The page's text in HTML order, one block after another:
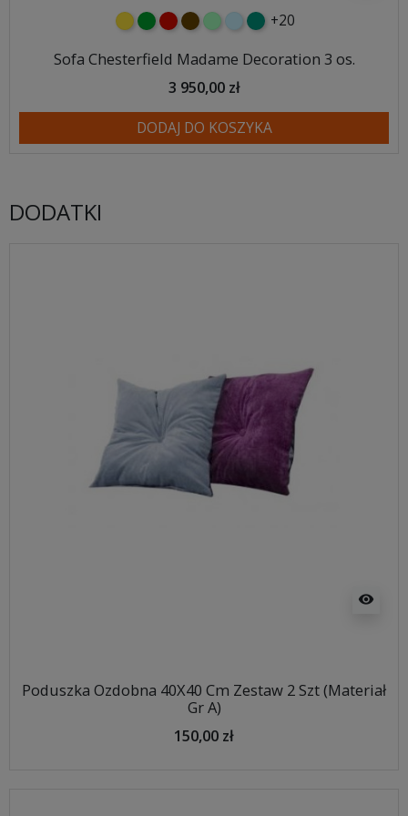
żółtyzielonyczerwony
czekoladowy
miętowybłękitny
turkusowy
+20
Sofa Chesterfield Madame Decoration 3 os.
3 950,00 zł
DODAJ DO KOSZYKA
DODATKI
visibility
Poduszka Ozdobna 40X40 Cm Zestaw 2 Szt (Materiał
Gr A)
150,00 zł